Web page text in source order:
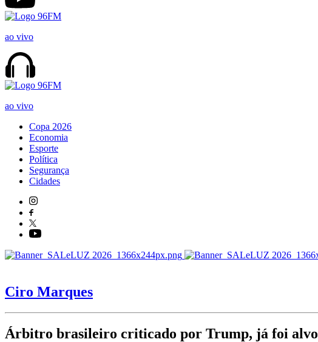
ao vivo
ao vivo
Copa 2026
Economia
Esporte
Política
Segurança
Cidades
Ciro Marques
Árbitro brasileiro criticado por Trump, já foi alvo